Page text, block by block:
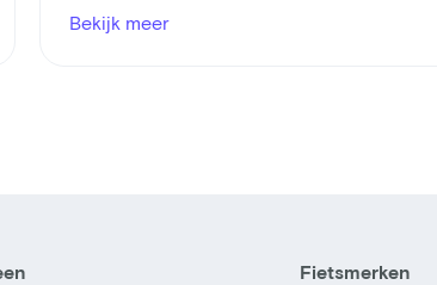
Bekijk meer
Fietsmerken